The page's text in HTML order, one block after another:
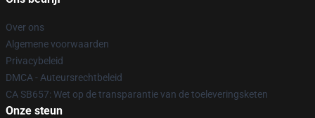
Over ons
Algemene voorwaarden
Privacybeleid
DMCA - Auteursrechtbeleid
CA SB657: Wet op de transparantie van de toeleveringsketen
Onze steun